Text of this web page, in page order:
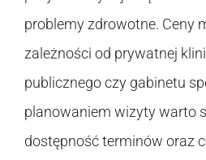
problemy zdrowotne. Ceny
zależności od prywatnej
publicznego czy gabinetu
planowaniem wizyty warto
dostępność terminów oraz